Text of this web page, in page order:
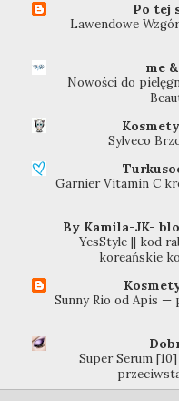
Po tej
Lawendowe
me
Nowości do
Sylveco
Garnier Vitamin C
By Kamila-JK-
YesStyle || kod
koreańskie
Sunny Rio od Apis —
Super Serum